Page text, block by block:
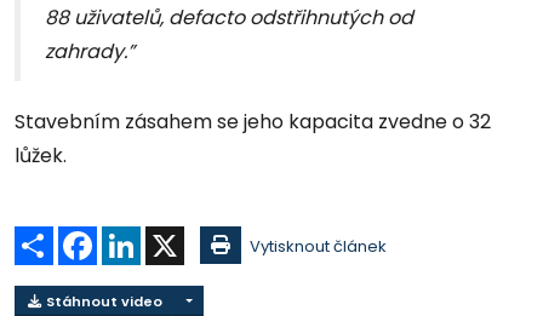
88 uživatelů, defacto odstřihnutých od
zahrady.”
Stavebním zásahem se jeho kapacita zvedne o 32
lůžek.
Sdílet Facebook
LinkedIn Vytisknout článek
Stáhnout video